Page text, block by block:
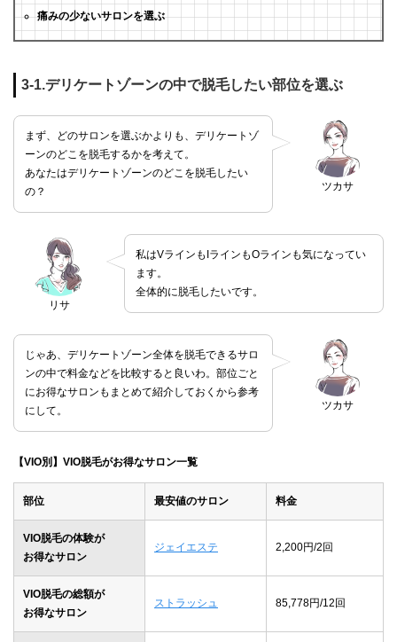
痛みの少ないサロンを選ぶ
3-1.デリケートゾーンの中で脱毛したい部位を選ぶ
ツカサ
まず、どのサロンを選ぶかよりも、デリケートゾ
ーンのどこを脱毛するかを考えて。
あなたはデリケートゾーンのどこを脱毛したい
の？
リサ
私はVラインもIラインもOラインも気になってい
ます。
全体的に脱毛したいです。
ツカサ
じゃあ、デリケートゾーン全体を脱毛できるサロ
ンの中で料金などを比較すると良いわ。部位ごと
にお得なサロンもまとめて紹介しておくから参考
にして。
【VIO別】VIO脱毛がお得なサロン一覧
部位 最安値のサロン 料金
VIO脱毛の体験が
お得なサロン
ジェイエステ 2,200円/2回
VIO脱毛の総額が
お得なサロン
ストラッシュ 85,778円/12回